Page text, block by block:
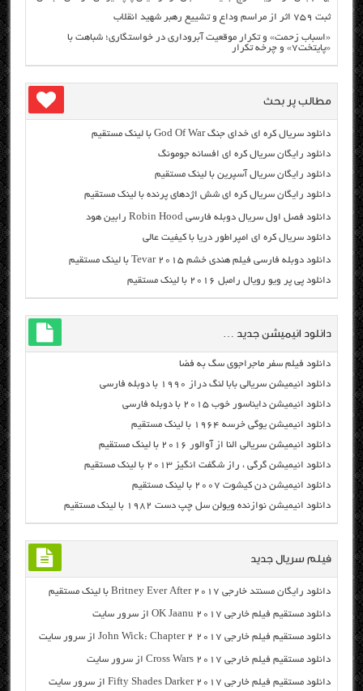
ثبت ۷۵۹ اثر از مراسم وداع و تشییع رهبر شهید انقلاب
«اسباب زحمت» و تکرار موقعیت آبروداری در خواستگاری؛ شباهت با
«پایتخت۷» و چرخه تکرار
مطالب پر بحث
دانلود سریال کره ای خدای جنگ God Of War با لینک مستقیم
دانلود رایگان سریال کره ای افسانه جومونگ
دانلود رایگان سریال آسپرین با لینک مستقیم
دانلود رایگان سریال کره ای شش اژدهای پرنده با لینک مستقیم
دانلود فصل اول سریال دوبله فارسی Robin Hood رابین هود
دانلود سریال کره ای امپراطور دریا با کیفیت عالی
دانلود دوبله فارسی فیلم هندی خشم Tevar ۲۰۱۵ با لینک مستقیم
دانلود پی پر ویو رویال رامبل ۲۰۱۶ با لینک مستقیم
دانلود انیمیشن جدید …
دانلود فیلم سفر ماجراجوی سگ به فضا
دانلود انیمیشن سریالی بابا لنگ دراز ۱۹۹۰ با دوبله فارسی
دانلود انیمیشن دایناسور خوب ۲۰۱۵ با دوبله فارسی
دانلود انیمیشن یوگی خرسه ۱۹۶۴ با لینک مستقیم
دانلود انیمیشن سریالی النا از آوالور ۲۰۱۶ با لینک مستقیم
دانلود انیمیشن گرگی ، راز شگفت انگیز ۲۰۱۳ با لینک مستقیم
دانلود انیمیشن دن کیشوت ۲۰۰۷ با لینک مستقیم
دانلود انیمیشن نوازنده ویولن سل چپ دست ۱۹۸۲ با لینک مستقیم
فیلم سریال جدید
دانلود رایگان مسنتد خارجی Britney Ever After 2017 با لینک مستقیم
دانلود مستقیم فیلم خارجی OK Jaanu 2017 از سرور سایت
دانلود مستقیم فیلم خارجی John Wick: Chapter 2 2017 از سرور سایت
دانلود مستقیم فیلم خارجی Cross Wars 2017 از سرور سایت
دانلود مستقیم فیلم خارجی Fifty Shades Darker 2017 از سرور سایت